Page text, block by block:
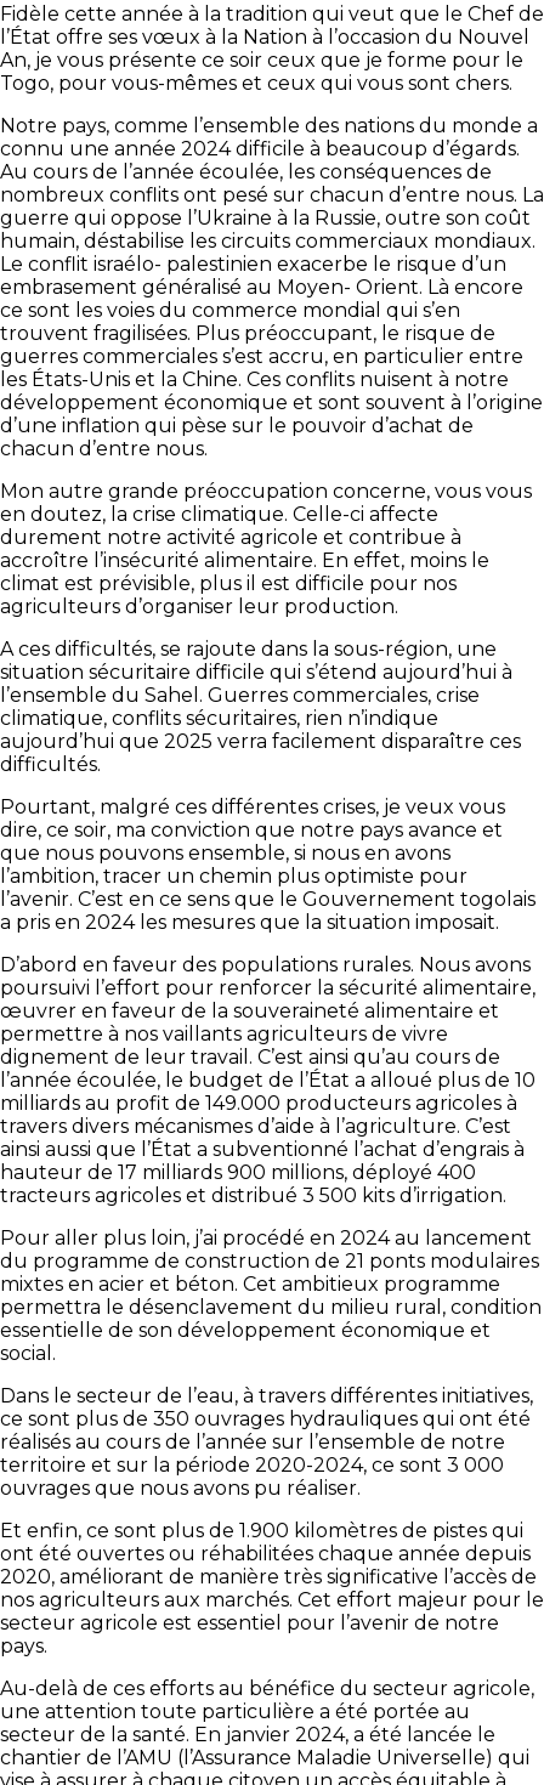
Fidèle cette année à la tradition qui veut que le Chef de
l’État offre ses vœux à la Nation à l’occasion du Nouvel
An, je vous présente ce soir ceux que je forme pour le
Togo, pour vous-mêmes et ceux qui vous sont chers.
Notre pays, comme l’ensemble des nations du monde a
connu une année 2024 difficile à beaucoup d’égards.
Au cours de l’année écoulée, les conséquences de
nombreux conflits ont pesé sur chacun d’entre nous. La
guerre qui oppose l’Ukraine à la Russie, outre son coût
humain, déstabilise les circuits commerciaux mondiaux.
Le conflit israélo- palestinien exacerbe le risque d’un
embrasement généralisé au Moyen- Orient. Là encore
ce sont les voies du commerce mondial qui s’en
trouvent fragilisées. Plus préoccupant, le risque de
guerres commerciales s’est accru, en particulier entre
les États-Unis et la Chine. Ces conflits nuisent à notre
développement économique et sont souvent à l’origine
d’une inflation qui pèse sur le pouvoir d’achat de
chacun d’entre nous.
Mon autre grande préoccupation concerne, vous vous
en doutez, la crise climatique. Celle-ci affecte
durement notre activité agricole et contribue à
accroître l’insécurité alimentaire. En effet, moins le
climat est prévisible, plus il est difficile pour nos
agriculteurs d’organiser leur production.
A ces difficultés, se rajoute dans la sous-région, une
situation sécuritaire difficile qui s’étend aujourd’hui à
l’ensemble du Sahel. Guerres commerciales, crise
climatique, conflits sécuritaires, rien n’indique
aujourd’hui que 2025 verra facilement disparaître ces
difficultés.
Pourtant, malgré ces différentes crises, je veux vous
dire, ce soir, ma conviction que notre pays avance et
que nous pouvons ensemble, si nous en avons
l’ambition, tracer un chemin plus optimiste pour
l’avenir. C’est en ce sens que le Gouvernement togolais
a pris en 2024 les mesures que la situation imposait.
D’abord en faveur des populations rurales. Nous avons
poursuivi l’effort pour renforcer la sécurité alimentaire,
œuvrer en faveur de la souveraineté alimentaire et
permettre à nos vaillants agriculteurs de vivre
dignement de leur travail. C’est ainsi qu’au cours de
l’année écoulée, le budget de l’État a alloué plus de 10
milliards au profit de 149.000 producteurs agricoles à
travers divers mécanismes d’aide à l’agriculture. C’est
ainsi aussi que l’État a subventionné l’achat d’engrais à
hauteur de 17 milliards 900 millions, déployé 400
tracteurs agricoles et distribué 3 500 kits d’irrigation.
Pour aller plus loin, j’ai procédé en 2024 au lancement
du programme de construction de 21 ponts modulaires
mixtes en acier et béton. Cet ambitieux programme
permettra le désenclavement du milieu rural, condition
essentielle de son développement économique et
social.
Dans le secteur de l’eau, à travers différentes initiatives,
ce sont plus de 350 ouvrages hydrauliques qui ont été
réalisés au cours de l’année sur l’ensemble de notre
territoire et sur la période 2020-2024, ce sont 3 000
ouvrages que nous avons pu réaliser.
Et enfin, ce sont plus de 1.900 kilomètres de pistes qui
ont été ouvertes ou réhabilitées chaque année depuis
2020, améliorant de manière très significative l’accès de
nos agriculteurs aux marchés. Cet effort majeur pour le
secteur agricole est essentiel pour l’avenir de notre
pays.
Au-delà de ces efforts au bénéfice du secteur agricole,
une attention toute particulière a été portée au
secteur de la santé. En janvier 2024, a été lancée le
chantier de l’AMU (l’Assurance Maladie Universelle) qui